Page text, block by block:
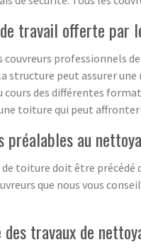
travail offerte par
couvreurs professionnels
structure peut assurer une
cours des différentes
toiture qui peut affronter
préalables au
toiture doit être précédé
que nous vous
travaux de